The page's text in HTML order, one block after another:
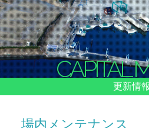
船のご売却
船舶保険
茨城の海
CAPITAL
更新情報
場内メンテナンス